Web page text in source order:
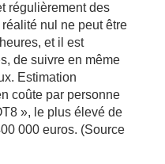
régulièrement des
nul ne peut être
et il est
de suivre en même
Estimation
coûte par personne
», le plus élevé de
000 euros. (Source